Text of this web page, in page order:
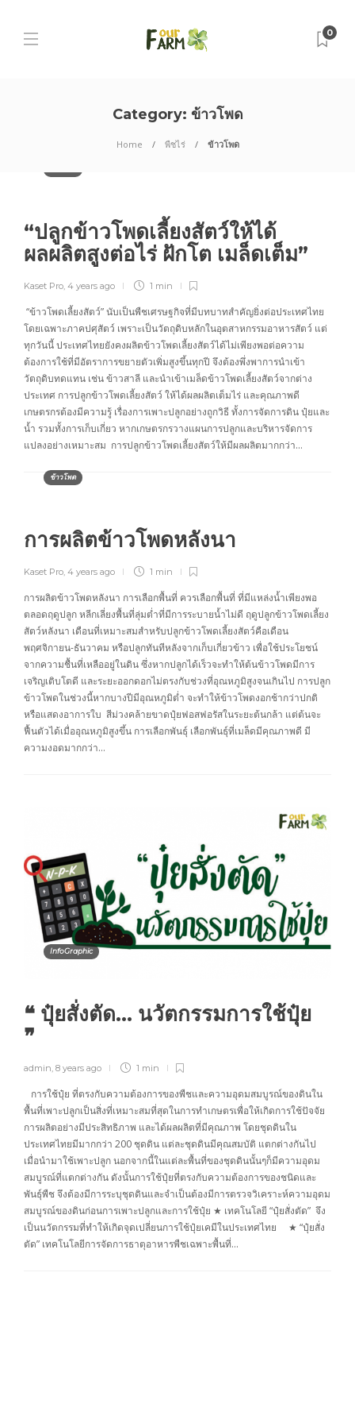
0
Category: ข้าวโพด
Home พืชไร่ ข้าวโพด
“ปลูกข้าวโพดเลี้ยงสัตว์ให้ได้
ผลผลิตสูงต่อไร่ ฝักโต เมล็ดเต็ม”
Kaset Pro, 4 years ago 1 min
“ข้าวโพดเลี้ยงสัตว์” นับเป็นพืชเศรษฐกิจที่มีบทบาทสำคัญยิ่งต่อประเทศไทย
โดยเฉพาะภาคปศุสัตว์ เพราะเป็นวัตถุดิบหลักในอุตสาหกรรมอาหารสัตว์ แต่
ทุกวันนี้ ประเทศไทยยังคงผลิตข้าวโพดเลี้ยงสัตว์ได้ไม่เพียงพอต่อความ
ต้องการใช้ที่มีอัตราการขยายตัวเพิ่มสูงขึ้นทุกปี จึงต้องพึ่งพาการนำเข้า
วัตถุดิบทดแทน เช่น ข้าวสาลี และนำเข้าเมล็ดข้าวโพดเลี้ยงสัตว์จากต่าง
ประเทศ การปลูกข้าวโพดเลี้ยงสัตว์ ให้ได้ผลผลิตเต็มไร่ และคุณภาพดี
เกษตรกรต้องมีความรู้ เรื่องการเพาะปลูกอย่างถูกวิธี ทั้งการจัดการดิน ปุ๋ยและ
น้ำ รวมทั้งการเก็บเกี่ยว หากเกษตรกรวางแผนการปลูกและบริหารจัดการ
แปลงอย่างเหมาะสม การปลูกข้าวโพดเลี้ยงสัตว์ให้มีผลผลิตมากกว่า…
ข้าวโพด
การผลิตข้าวโพดหลังนา
Kaset Pro, 4 years ago 1 min
การผลิตข้าวโพดหลังนา การเลือกพื้นที่ ควรเลือกพื้นที่ ที่มีแหล่งน้ำเพียงพอ
ตลอดฤดูปลูก หลีกเลี่ยงพื้นที่ลุ่มต่ำที่มีการระบายน้ำไม่ดี ฤดูปลูกข้าวโพดเลี้ยง
สัตว์หลังนา เดือนที่เหมาะสมสำหรับปลูกข้าวโพดเลี้ยงสัตว์คือเดือน
พฤศจิกายน-ธันวาคม หรือปลูกทันทีหลังจากเก็บเกี่ยวข้าว เพื่อใช้ประโยชน์
จากความชื้นที่เหลืออยู่ในดิน ซึ่งหากปลูกได้เร็วจะทำให้ต้นข้าวโพดมีการ
เจริญเติบโตดี และระยะออกดอกไม่ตรงกับช่วงที่อุณหภูมิสูงจนเกินไป การปลูก
ข้าวโพดในช่วงนี้หากบางปีมีอุณหภูมิต่ำ จะทำให้ข้าวโพดงอกช้ากว่าปกติ
หรือแสดงอาการใบ สีม่วงคล้ายขาดปุ๋ยฟอสฟอรัสในระยะต้นกล้า แต่ต้นจะ
ฟื้นตัวได้เมื่ออุณหภูมิสูงขึ้น การเลือกพันธุ์ เลือกพันธุ์ที่เมล็ดมีคุณภาพดี มี
ความงอดมากกว่า…
InfoGraphic
❝ ปุ๋ยสั่งตัด… นวัตกรรมการใช้ปุ๋ย
❞
admin, 8 years ago 1 min
การใช้ปุ๋ย ที่ตรงกับความต้องการของพืชและความอุดมสมบูรณ์ของดินใน
พื้นที่เพาะปลูกเป็นสิ่งที่เหมาะสมที่สุดในการทำเกษตรเพื่อให้เกิดการใช้ปัจจัย
การผลิตอย่างมีประสิทธิภาพ และได้ผลผลิตที่มีคุณภาพ โดยชุดดินใน
ประเทศไทยมีมากกว่า 200 ชุดดิน แต่ละชุดดินมีคุณสมบัติ แตกต่างกันไป
เมื่อนำมาใช้เพาะปลูก นอกจากนี้ในแต่ละพื้นที่ของชุดดินนั้นๆก็มีความอุดม
สมบูรณ์ที่แตกต่างกัน ดังนั้นการใช้ปุ๋ยที่ตรงกับความต้องการของชนิดและ
พันธุ์พืช จึงต้องมีการระบุชุดดินและจำเป็นต้องมีการตรวจวิเคราะห์ความอุดม
สมบูรณ์ของดินก่อนการเพาะปลูกและการใช้ปุ๋ย ★ เทคโนโลยี “ปุ๋ยสั่งตัด” จึง
เป็นนวัตกรรมที่ทำให้เกิดจุดเปลี่ยนการใช้ปุ๋ยเคมีในประเทศไทย ★ “ปุ๋ยสั่ง
ตัด” เทคโนโลยีการจัดการธาตุอาหารพืชเฉพาะพื้นที่…